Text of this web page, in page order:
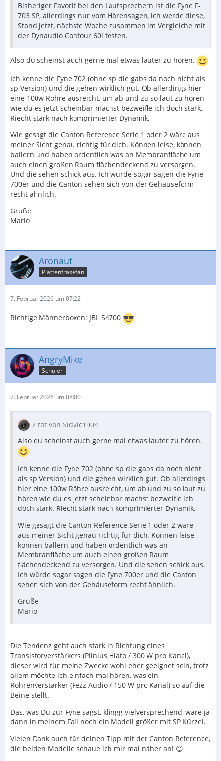
Bisheriger Favorit bei den Lautsprechern ist die Fyne F-
703 SP, allerdings nur vom Hörensagen, ich werde diese,
Stand jetzt, nächste Woche zusammen im Vergleiche mit
der Dynaudio Contour 60i testen.
Also du scheinst auch gerne mal etwas lauter zu hören.
Ich kenne die Fyne 702 (ohne sp die gabs da noch nicht als
sp Version) und die gehen wirklich gut. Ob allerdings hier
eine 100w Röhre ausreicht, um ab und zu so laut zu hören
wie du es jetzt scheinbar machst bezweifle ich doch stark.
Riecht stark nach komprimierter Dynamik.
Wie gesagt die Canton Reference Serie 1 oder 2 wäre aus
meiner Sicht genau richtig für dich. Können leise, können
ballern und haben ordentlich was an Membranfläche um
auch einen großen Raum flächendeckend zu versorgen.
Und die sehen schick aus. Ich würde sogar sagen die Fyne
700er und die Canton sehen sich von der Gehäuseform
recht ähnlich.
Grüße
Mario
Aronaut
Plattenfräsefan
7. Februar 2026 um 07:22
Richtige Männerboxen: JBL S4700
AngryMike
Schüler
7. Februar 2026 um 08:00
Zitat von SidVic1904
Also du scheinst auch gerne mal etwas lauter zu hören.
Ich kenne die Fyne 702 (ohne sp die gabs da noch nicht
als sp Version) und die gehen wirklich gut. Ob allerdings
hier eine 100w Röhre ausreicht, um ab und zu so laut zu
hören wie du es jetzt scheinbar machst bezweifle ich
doch stark. Riecht stark nach komprimierter Dynamik.
Wie gesagt die Canton Reference Serie 1 oder 2 wäre
aus meiner Sicht genau richtig für dich. Können leise,
können ballern und haben ordentlich was an
Membranfläche um auch einen großen Raum
flächendeckend zu versorgen. Und die sehen schick aus.
Ich würde sogar sagen die Fyne 700er und die Canton
sehen sich von der Gehäuseform recht ähnlich.
Grüße
Mario
Die Tendenz geht auch stark in Richtung eines
Transistorverstärkers (Plinius Hiato / 300 W pro Kanal),
dieser wird für meine Zwecke wohl eher geeignet sein, trotz
allem möchte ich einfach mal hören, was ein
Röhrenverstärker (Fezz Audio / 150 W pro Kanal) so auf die
Beine stellt.
Das, was Du zur Fyne sagst, klingg vielversprechend, wäre ja
dann in meinem Fall noch ein Modell größer mit SP Kürzel.
Vielen Dank auch für deinen Tipp mit der Canton Reference,
die beiden Modelle schaue ich mir mal näher an! 😊